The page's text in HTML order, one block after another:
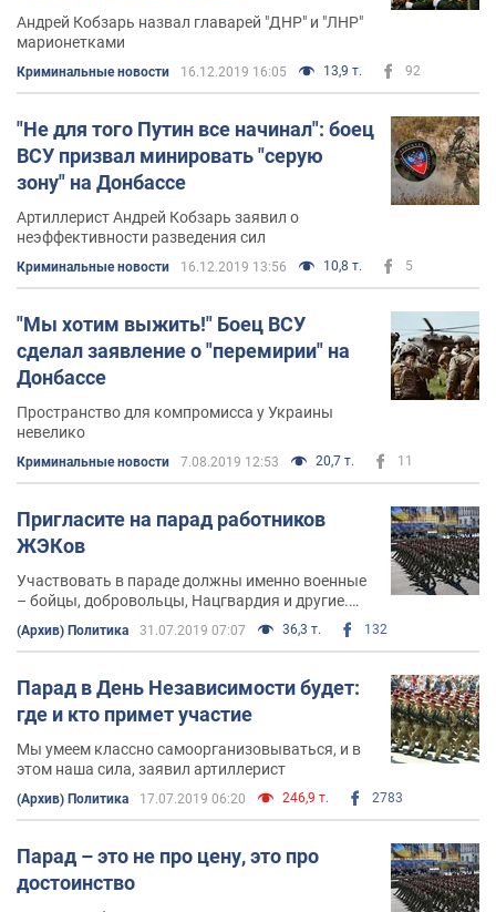
Андрей Кобзарь назвал главарей "ДНР" и "ЛНР"
марионетками
Криминальные новости 16.12.2019 16:05 13,9 т. 92
"Не для того Путин все начинал": боец
ВСУ призвал минировать "серую
зону" на Донбассе
Артиллерист Андрей Кобзарь заявил о
неэффективности разведения сил
Криминальные новости 16.12.2019 13:56 10,8 т. 5
"Мы хотим выжить!" Боец ВСУ
сделал заявление о "перемирии" на
Донбассе
Пространство для компромисса у Украины
невелико
Криминальные новости 7.08.2019 12:53 20,7 т. 11
Пригласите на парад работников
ЖЭКов
Участвовать в параде должны именно военные
– бойцы, добровольцы, Нацгвардия и другие.
Именно благодаря их самопожертвованию
учителя могли учить, а врачи – лечить
(Архив) Политика 31.07.2019 07:07 36,3 т. 132
Парад в День Независимости будет:
где и кто примет участие
Мы умеем классно самоорганизовываться, и в
этом наша сила, заявил артиллерист
(Архив) Политика 17.07.2019 06:20 246,9 т. 2783
Парад – это не про цену, это про
достоинство